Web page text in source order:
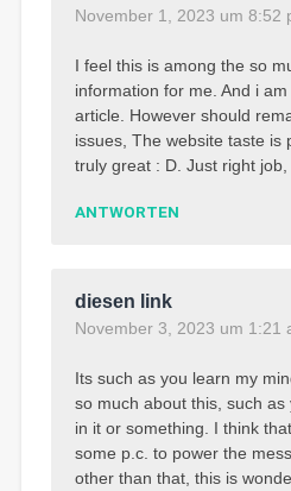
November 1, 2023 um 8:52
I feel this is among the so
information for me. And i
article. However should
issues, The website taste is
truly great : D. Just right
ANTWORTEN
diesen link
November 3, 2023 um 1:21
Its such as you learn my
so much about this, such
in it or something. I think
some p.c. to power the
other than that, this is